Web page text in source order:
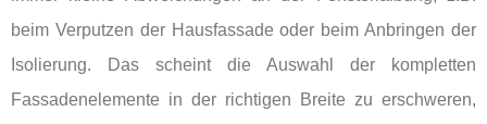
beim Verputzen der Hausfassade oder beim Anbringen der
Isolierung. Das scheint die Auswahl der kompletten
Fassadenelemente in der richtigen Breite zu erschweren,